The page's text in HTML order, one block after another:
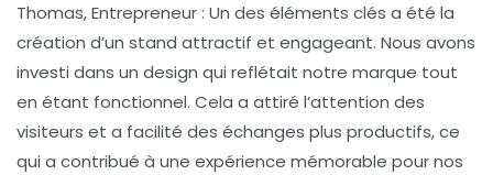
Thomas, Entrepreneur : Un des éléments clés a été la
création d’un stand attractif et engageant. Nous avons
investi dans un design qui reflétait notre marque tout
en étant fonctionnel. Cela a attiré l’attention des
visiteurs et a facilité des échanges plus productifs, ce
qui a contribué à une expérience mémorable pour nos